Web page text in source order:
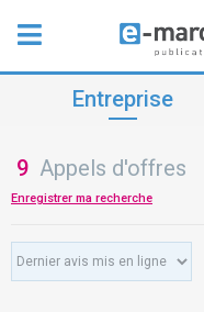
Entreprise
9 Appels d'offres
Enregistrer ma recherche